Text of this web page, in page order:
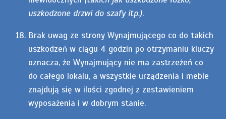
uszkodzone drzwi do szafy itp.).
Brak uwag ze strony Wynajmującego co do takich
uszkodzeń w ciągu 4 godzin po otrzymaniu kluczy
oznacza, że Wynajmujący nie ma zastrzeżeń co
do całego lokalu, a wszystkie urządzenia i meble
znajdują się w ilości zgodnej z zestawieniem
wyposażenia i w dobrym stanie.